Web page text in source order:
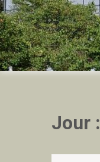
Skip
to
content
Jour :